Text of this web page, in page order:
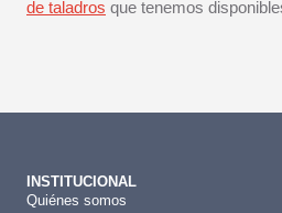
de taladros que tenemos
INSTITUCIONAL
Quiénes somos